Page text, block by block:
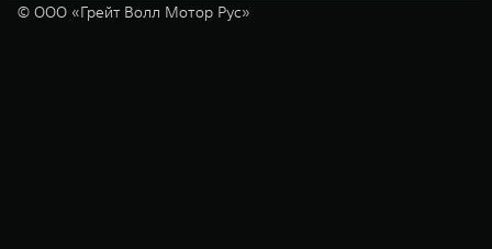
© ООО «Грейт Волл Мотор Рус»